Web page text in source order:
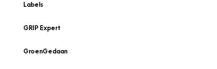
Labels
GRIP Expert
GroenGedaan